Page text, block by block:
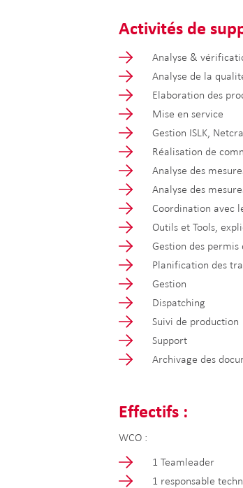
Activités de
Analyse &
Analyse de la
Elaboration des
Mise en service
Gestion ISLK,
Réalisation de
Analyse des
Analyse des
Coordination avec
Outils et Tools,
Gestion des
Planification des
Gestion
Dispatching
Suivi de production
Support
Archivage des
Effectifs :
WCO :
1 Teamleader
1 responsable